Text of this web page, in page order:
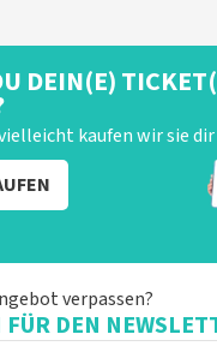
DEIN(E)
kaufen wir sie
verpassen?
DEN